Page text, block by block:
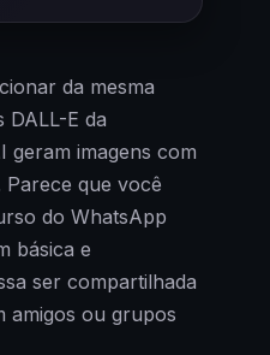
da mesma
DALL-E da
geram imagens com
Parece que você
do WhatsApp
básica e
ser compartilhada
amigos ou grupos